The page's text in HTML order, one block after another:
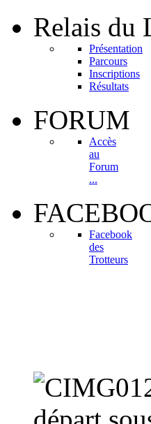
Relais du
Présentation
Parcours
Inscriptions
Résultats
FORUM
Accès
au
Forum
...
Facebook
des
Trotteurs